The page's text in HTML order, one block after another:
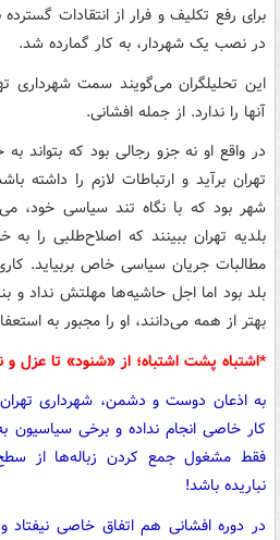
برای رفع تکلیف و فرار از انتقادات
در نصب یک شهردار، به کار گمارده شد.
این تحلیلگران می‌گویند سمت شهرداری
آنها را ندارد. از جمله افشانی.
در واقع او نه جزو رجالی بود که بتواند
تهران برآید و ارتباطات لازم را داشته
شهر بود که با نگاه تند سیاسی خود،
بلدیه تهران ببینند که اصلاح‌طلبی را به
مطالبات جریان سیاسی خاص بربیاید.
بلد بود اما اجل حاشیه‌ها مهلتش نداد و
بهتر از همه می‌دانند، او را مجبور به
*اشتباه پشت اشتباه؛ از «شنود» تا عزل و
به اذعان دوست و دشمن، شهرداری
کار خاصی انجام نداده و برخی سیاسیون
فقط مشغول جمع کردن زباله‌ها از
نباریده باشد!
در دوره افشانی هم اتفاق خاصی